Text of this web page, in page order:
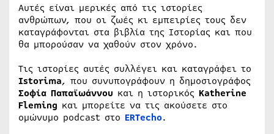
Αυτές είναι μερικές από τις ιστορίες
ανθρώπων, που οι ζωές κι εμπειρίες τους δεν
καταγράφονται στα βιβλία της Ιστορίας και που
θα μπορούσαν να χαθούν στον χρόνο.
Τις ιστορίες αυτές συλλέγει και καταγράφει το
Istorima, που συνυπογράφουν η δημοσιογράφος
Σοφία Παπαϊωάννου και η ιστορικός Katherine
Fleming και μπορείτε να τις ακούσετε στο
ομώνυμο podcast στο ERTecho.